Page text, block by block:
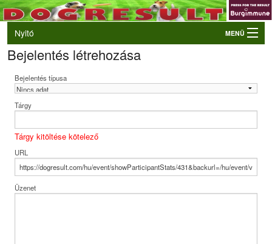
Nyitó MENÜ
Belépés
VB és EO válogatók
Élő eredmények
Rendezvények
Kutyák
Tulajdonosok/Felvezetők
Bejelentés létrehozása
Bejelentés típusa
Tárgy
Tárgy kitöltése kötelező
URL
Üzenet